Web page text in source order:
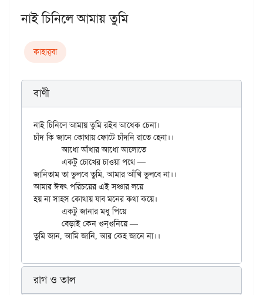
নাই চিনিলে আমায় তুমি
কাহার্‌বা
বাণী
নাই চিনিলে আমায় তুমি রইব আধেক চেনা।
চাঁদ কি জানে কোথায় ফোটে চাঁদনি রাতে হেনা।।
	আধো আঁধার আধো আলোতে
জানিতাম তা ভুলবে তুমি, আমার আঁখি ভুলবে না।।
আমার ঈষৎ পরিচয়ের এই সঞ্চার লয়ে
হয় না সাহস কোথায় যাব মনের কথা কয়ে।
রাগ ও তাল